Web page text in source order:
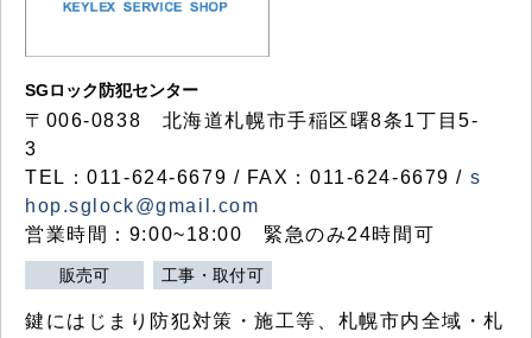
SGロック防犯センター
〒006-0838 北海道札幌市手稲区曙8条1丁目5-
3
TEL：011-624-6679 / FAX：011-624-6679 / s
hop.sglock@gmail.com
営業時間：9:00~18:00 緊急のみ24時間可
販売可 工事・取付可
鍵にはじまり防犯対策・施工等、札幌市内全域・札